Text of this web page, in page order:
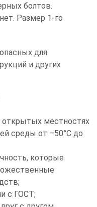
болтов.
Размер 1-го
для
и других
открытых местностях
среды от –50°С до
которые
с ГОСТ;